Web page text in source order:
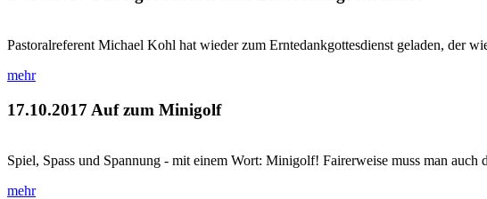
Pastoralreferent Michael Kohl hat wieder zum Erntedankgottesdienst geladen, der
mehr
17.10.2017 Auf zum Minigolf
Spiel, Spass und Spannung - mit einem Wort: Minigolf! Fairerweise muss man auch
mehr